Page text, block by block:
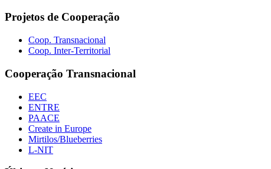
Projetos de Cooperação
Coop. Transnacional
Coop. Inter-Territorial
Cooperação Transnacional
EEC
ENTRE
PAACE
Create in Europe
Mirtilos/Blueberries
L-NIT